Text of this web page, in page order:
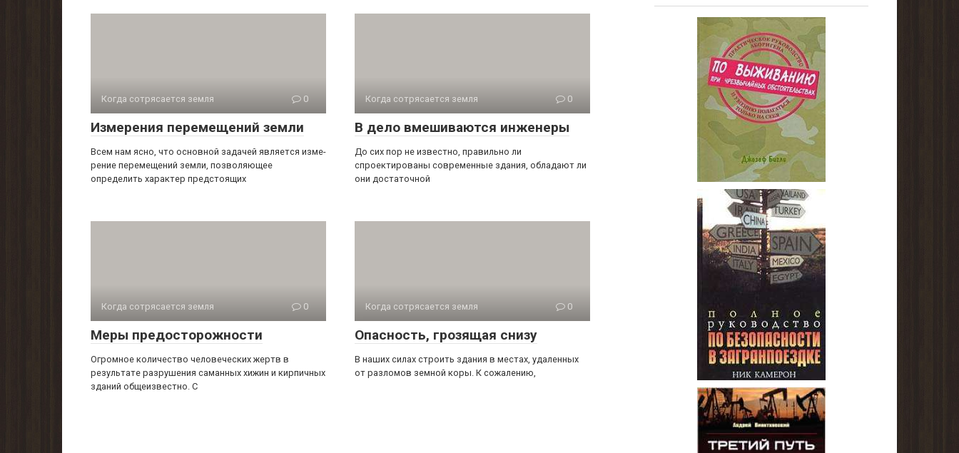
Когда сотрясается земля 0
Измерения перемещений земли
Всем нам ясно, что основной задачей является изме­
рение перемещений земли, позволяющее
определить ха­рактер предстоящих
Когда сотрясается земля 0
В дело вмешиваются инженеры
До сих пор не известно, правильно ли
спроектированы современные здания, обладают ли
они достаточной
Когда сотрясается земля 0
Меры предосторожности
Огромное количество человеческих жертв в
результа­те разрушения саманных хижин и кирпичных
зданий об­щеизвестно. С
Когда сотрясается земля 0
Опасность, грозящая снизу
В наших силах строить здания в местах, удаленных
от разломов земной коры. К сожалению,